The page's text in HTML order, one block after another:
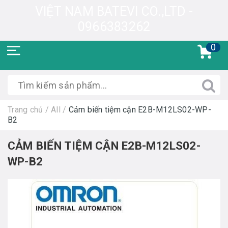
0
Trang chủ / All / Cảm biến tiệm cận E2B-M12LS02-WP-
B2
CẢM BIẾN TIỆM CẬN E2B-M12LS02-
WP-B2